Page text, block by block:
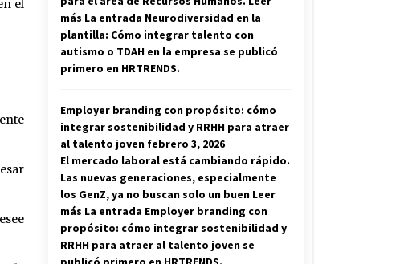
el
más La entrada Neurodiversidad en la
plantilla: Cómo integrar talento con
autismo o TDAH en la empresa se publicó
primero en HRTRENDS.
Employer branding con propósito: cómo
integrar sostenibilidad y RRHH para atraer
al talento joven febrero 3, 2026
El mercado laboral está cambiando rápido.
Las nuevas generaciones, especialmente
los GenZ, ya no buscan solo un buen Leer
más La entrada Employer branding con
propósito: cómo integrar sostenibilidad y
RRHH para atraer al talento joven se